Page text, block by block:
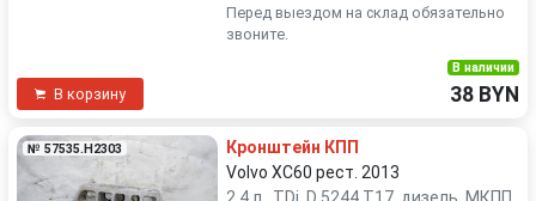
Перед выездом на склад обязательно
звоните.
В корзину
В наличии
38 BYN
№ 57535.H2303
Кронштейн КПП
Volvo XC60 рест. 2013